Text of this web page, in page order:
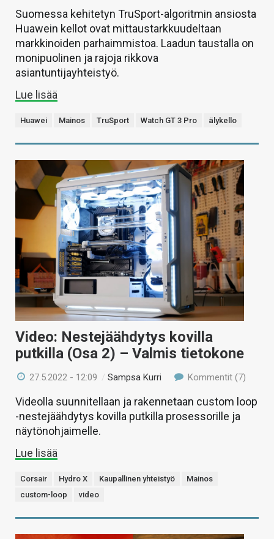
Suomessa kehitetyn TruSport-algoritmin ansiosta
Huawein kellot ovat mittaustarkkuudeltaan
markkinoiden parhaimmistoa. Laadun taustalla on
monipuolinen ja rajoja rikkova
asiantuntijayhteistyö.
Lue lisää
Huawei Mainos TruSport Watch GT 3 Pro älykello
Video: Nestejäähdytys kovilla
putkilla (Osa 2) – Valmis tietokone
27.5.2022 - 12:09 /Sampsa Kurri Kommentit (7)
Videolla suunnitellaan ja rakennetaan custom loop
-nestejäähdytys kovilla putkilla prosessorille ja
näytönohjaimelle.
Lue lisää
Corsair Hydro X Kaupallinen yhteistyö
Mainos
custom-loop
video